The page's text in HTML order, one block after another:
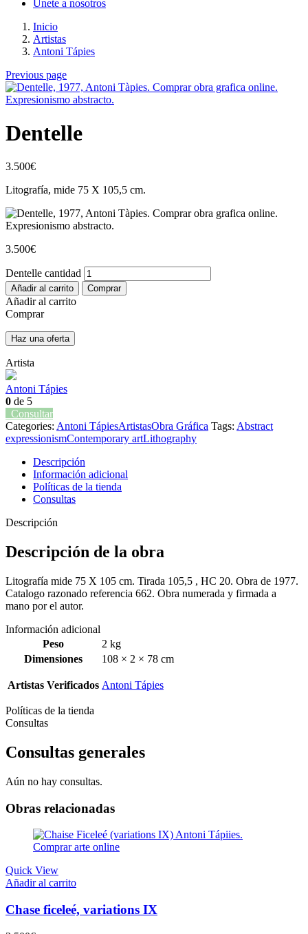
Únete a nosotros
Inicio
Artistas
Antoni Tápies
Previous page
Dentelle
3.500€
Litografía, mide 75 X 105,5 cm.
3.500€
Dentelle cantidad
Añadir al carrito Comprar
Añadir al carrito
Comprar
Haz una oferta
Artista
Antoni Tápies
0 de 5
Consultar
Categories: Antoni TápiesArtistasObra Gráfica Tags: Abstract
expressionismContemporary artLithography
Descripción
Información adicional
Políticas de la tienda
Consultas
Descripción
Descripción de la obra
Litografía mide 75 X 105 cm. Tirada 105,5 , HC 20. Obra de 1977.
Catalogo razonado referencia 662. Obra numerada y firmada a
mano por el autor.
Información adicional
Peso
2 kg
Dimensiones
108 × 2 × 78 cm
Artistas Verificados Antoni Tápies
Políticas de la tienda
Consultas
Consultas generales
Aún no hay consultas.
Obras relacionadas
Quick View
Añadir al carrito
Chase ficeleé, variations IX